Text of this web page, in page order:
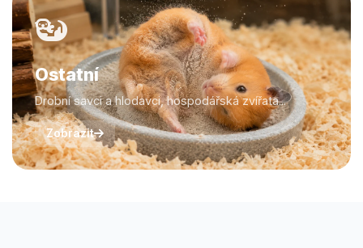
Ostatní
Drobní savci a hlodavci, hospodářská zvířata...
Zobrazit